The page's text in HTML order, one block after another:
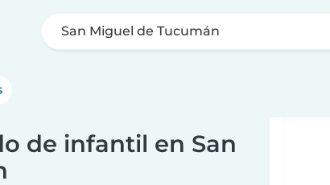
San Miguel de Tucumán
de infantil en San